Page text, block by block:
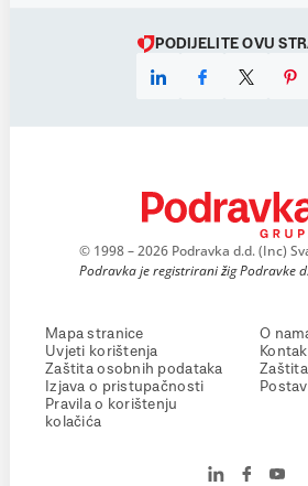
PODIJELITE OVU
© 1998 – 2026 Podravka d.d. (Inc)
Podravka je registrirani žig Podravke
Mapa stranice
Uvjeti korištenja
Zaštita osobnih podataka
Izjava o pristupačnosti
Pravila o korištenju
kolačića
O